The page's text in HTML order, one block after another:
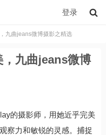
登录
九曲jeans微博摄影之精选
，九曲jeans微博
的摄影师，用她近乎完美
察力和敏锐的灵感。捕捉